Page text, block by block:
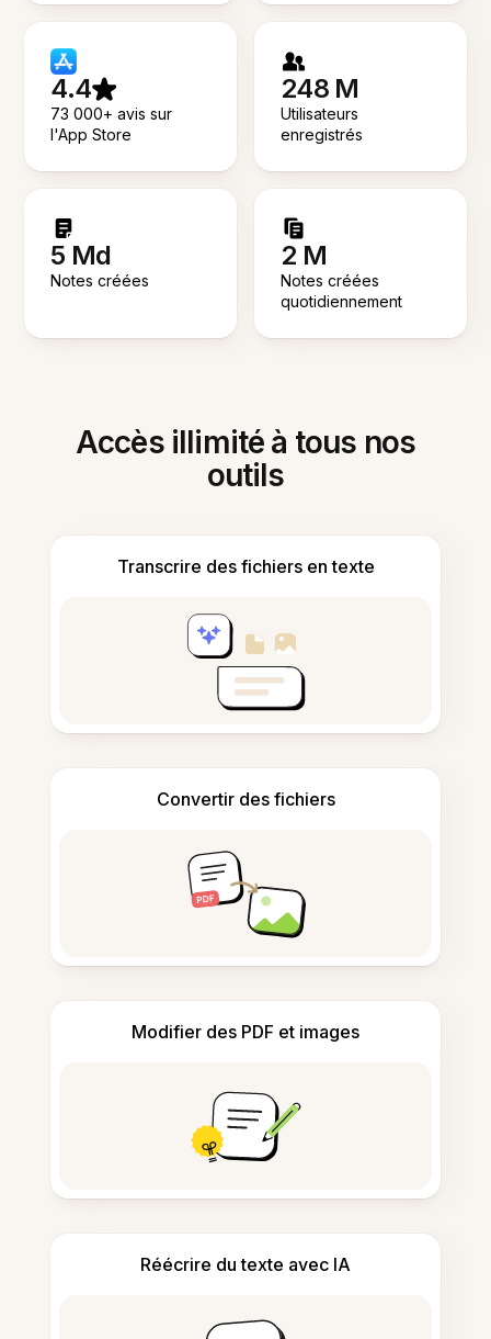
4.4
73 000+ avis sur
l'App Store
248 M
Utilisateurs
enregistrés
5 Md
Notes créées
2 M
Notes créées
quotidiennement
Accès illimité à tous nos
outils
Transcrire des fichiers en texte
Convertir des fichiers
Modifier des PDF et images
Réécrire du texte avec IA